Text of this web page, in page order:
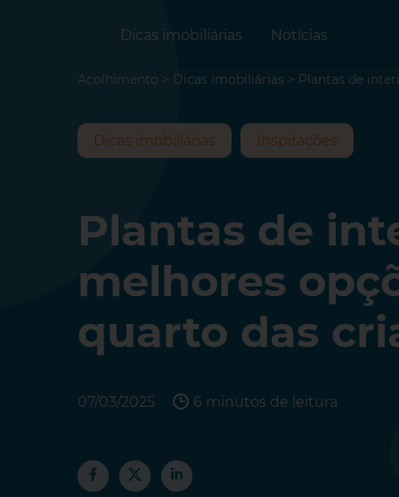
Dicas imobiliárias Notícias
Acolhimento > Dicas imobiliárias > Plantas de
Plantas de
melhores
quarto das
07/03/2025 6 minutos de leitura
Dicas imobiliárias Inspirações